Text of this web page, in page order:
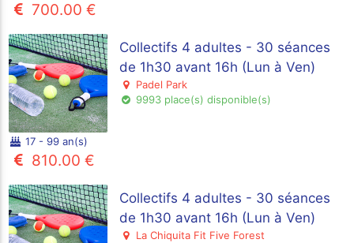
700.00 €
Collectifs 4 adultes - 30 séances
de 1h30 avant 16h (Lun à Ven)
Padel Park
9993 place(s) disponible(s)
17 - 99 an(s)
810.00 €
Collectifs 4 adultes - 30 séances
de 1h30 avant 16h (Lun à Ven)
La Chiquita Fit Five Forest